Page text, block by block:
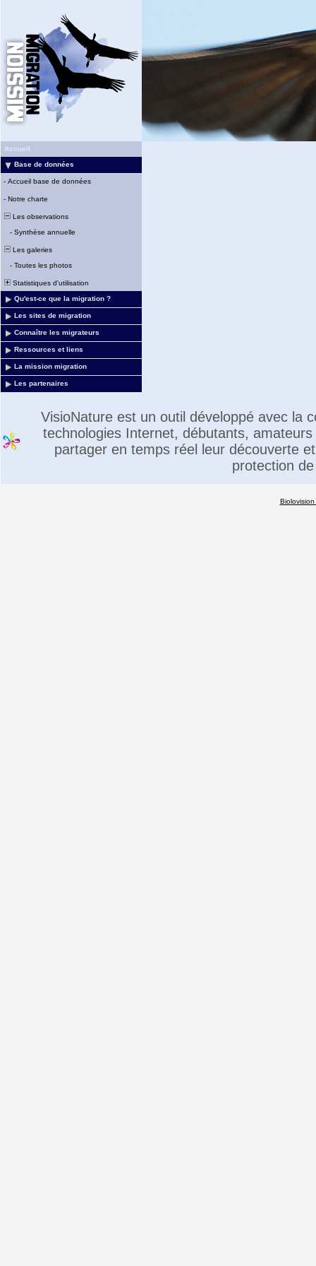
Accueil
Base de données
- Accueil base de données
- Notre charte
Les observations
- Synthèse annuelle
Les galeries
- Toutes les photos
Statistiques d'utilisation
Qu'est-ce que la migration ?
Les sites de migration
Connaître les migrateurs
Ressources et liens
La mission migration
Les partenaires
VisioNature est un outil développé avec la
technologies Internet, débutants,
partager en temps réel leur découverte
protection
Biolovision